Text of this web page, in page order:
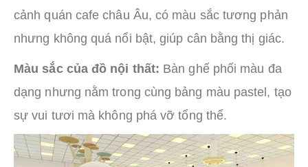
cảnh quán cafe châu Âu, có màu sắc tương phản
nhưng không quá nổi bật, giúp cân bằng thị giác.
Màu sắc của đồ nội thất: Bàn ghế phối màu đa
dạng nhưng nằm trong cùng bảng màu pastel, tạo
sự vui tươi mà không phá vỡ tổng thể.